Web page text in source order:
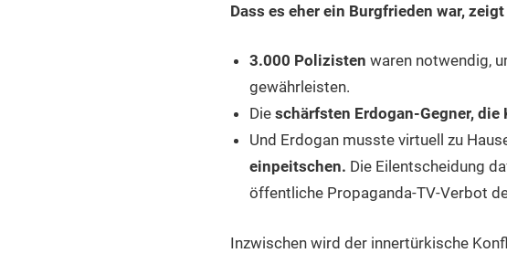
Dass es eher ein Burgfrieden war,
3.000 Polizisten waren notwendig,
gewährleisten.
Die schärfsten Erdogan-Gegner, die
Und Erdogan musste virtuell zu
einpeitschen. Die Eilentscheidung
öffentliche Propaganda-TV-Verbot
Inzwischen wird der innertürkische